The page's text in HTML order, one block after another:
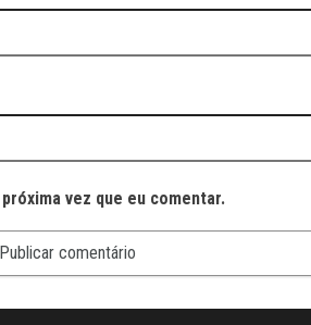
vez que eu comentar.